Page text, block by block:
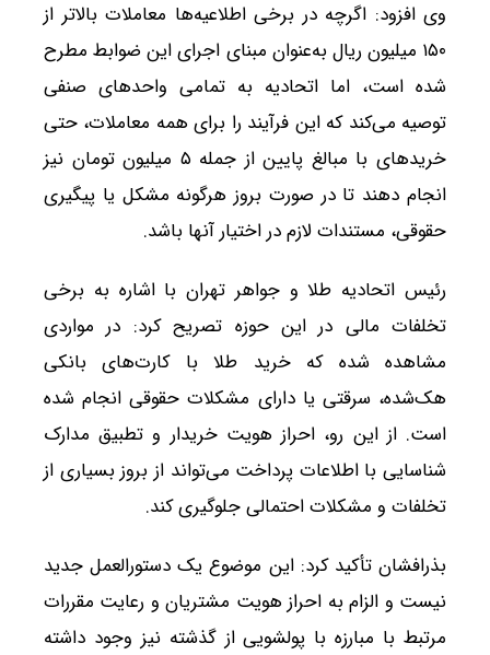
وی افزود: اگرچه در برخی اطلاعیه‌ها معاملات بالاتر از
۱۵۰ میلیون ریال به‌عنوان مبنای اجرای این ضوابط مطرح
شده است، اما اتحادیه به تمامی واحدهای صنفی
توصیه می‌کند که این فرآیند را برای همه معاملات، حتی
خریدهای با مبالغ پایین از جمله ۵ میلیون تومان نیز
انجام دهند تا در صورت بروز هرگونه مشکل یا پیگیری
حقوقی، مستندات لازم در اختیار آنها باشد.
رئیس اتحادیه طلا و جواهر تهران با اشاره به برخی
تخلفات مالی در این حوزه تصریح کرد: در مواردی
مشاهده شده که خرید طلا با کارت‌های بانکی
هک‌شده، سرقتی یا دارای مشکلات حقوقی انجام شده
است. از این رو، احراز هویت خریدار و تطبیق مدارک
شناسایی با اطلاعات پرداخت می‌تواند از بروز بسیاری از
تخلفات و مشکلات احتمالی جلوگیری کند.
بذرافشان تأکید کرد: این موضوع یک دستورالعمل جدید
نیست و الزام به احراز هویت مشتریان و رعایت مقررات
مرتبط با مبارزه با پولشویی از گذشته نیز وجود داشته